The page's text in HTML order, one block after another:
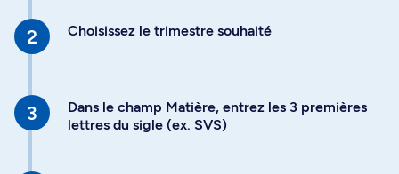
Choisissez le trimestre souhaité
Dans le champ Matière, entrez les 3 premières
lettres du sigle (ex. SVS)